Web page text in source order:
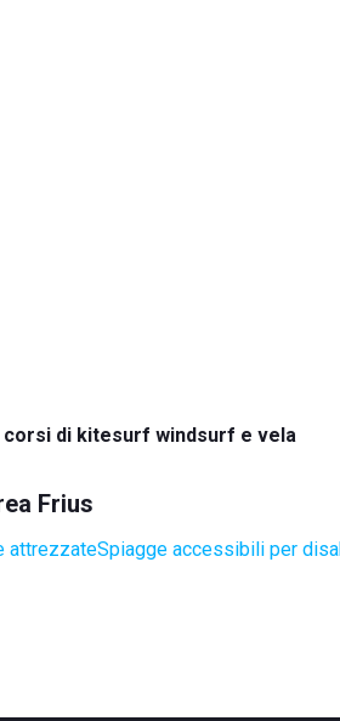
corsi di kitesurf windsurf e vela
Frius
attrezzateSpiagge accessibili per